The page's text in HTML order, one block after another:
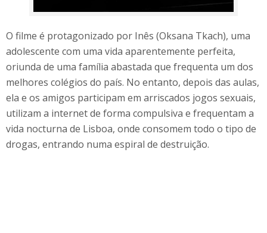
O filme é protagonizado por Inês (Oksana Tkach), uma
adolescente com uma vida aparentemente perfeita,
oriunda de uma família abastada que frequenta um dos
melhores colégios do país. No entanto, depois das aulas,
ela e os amigos participam em arriscados jogos sexuais,
utilizam a internet de forma compulsiva e frequentam a
vida nocturna de Lisboa, onde consomem todo o tipo de
drogas, entrando numa espiral de destruição.